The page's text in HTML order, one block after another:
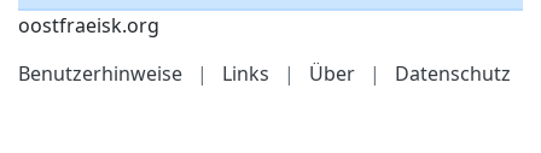
oostfraeisk.org
Benutzerhinweise
| Links | Über | Datenschutz